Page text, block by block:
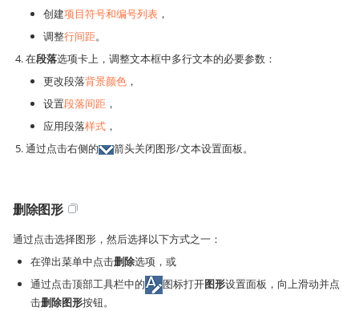
创建项目符号和编号列表 ，
调整行间距。
在段落选项卡上，调整文本框中多行文本的必要参数：
更改段落背景颜色 ，
设置段落间距 ，
应用段落样式 ，
通过点击右侧的
箭头关闭图形/文本设置面板。
删除图形
通过点击选择图形，然后选择以下方式之一：
在弹出菜单中点击删除选项，或
通过点击顶部工具栏中的
图标打开图形设置面板，向上滑动并点
击删除图形按钮。